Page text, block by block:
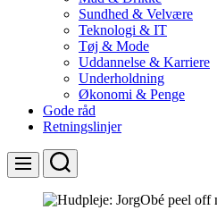
Sundhed & Velvære
Teknologi & IT
Tøj & Mode
Uddannelse & Karriere
Underholdning
Økonomi & Penge
Gode råd
Retningslinjer
Menu Search